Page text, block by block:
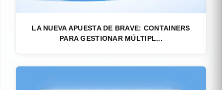
LA NUEVA APUESTA DE BRAVE: CONTAINERS
PARA GESTIONAR MÚLTIPL...